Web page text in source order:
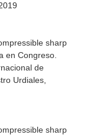
sharp
en Congreso.
de
Urdiales,
sharp